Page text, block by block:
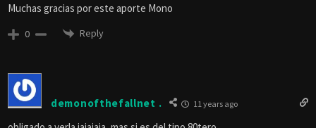
Muchas gracias por este aporte Mono
0 Reply
demonofthefallnet . 11 years ago